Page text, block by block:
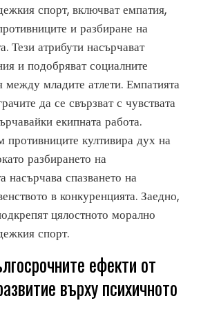
спорт, включват емпатия,
и разбиране на
Тези атрибути насърчават
и подобряват социалните
между младите атлети. Емпатията
да се свързват с чувствата
екипната работа.
противниците култивира дух на
разбирането на
насърчава спазването на
в конкуренцията. Заедно,
цялостното морално
спорт.
ефекти от
върху психичното